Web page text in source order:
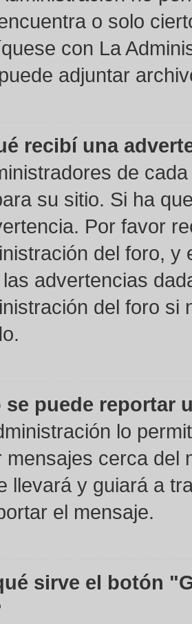
o solo
con La
adjuntar
recibí una
de
su sitio. Si ha
Por favor
del foro,
advertencias
del foro si
se puede reportar
lo
mensajes cerca del
llevará y guiará a
el mensaje.
sirve el botón